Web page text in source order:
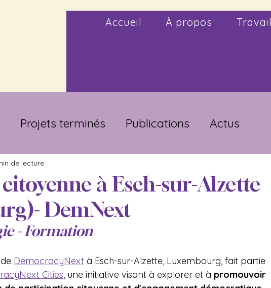
Accueil À propos Travail
Projets terminés Publications Actus
Bruxelles
à Esch-sur-Alzette
DemNext
de lecture
- Formation
DemocracyNext à Esch-sur-Alzette, Luxembourg, fait partie
Cities, une initiative visant à explorer et à promouvoir